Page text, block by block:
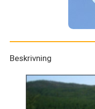
Beskrivning